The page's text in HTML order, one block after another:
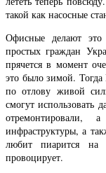
такой как насосные
Офисные делают это
простых граждан
прячется в момент
это было зимой. Тогда
по отлову живой
смогут использовать
отремонтировали,
инфраструктуры, а
любит пиарится на
провоцирует.